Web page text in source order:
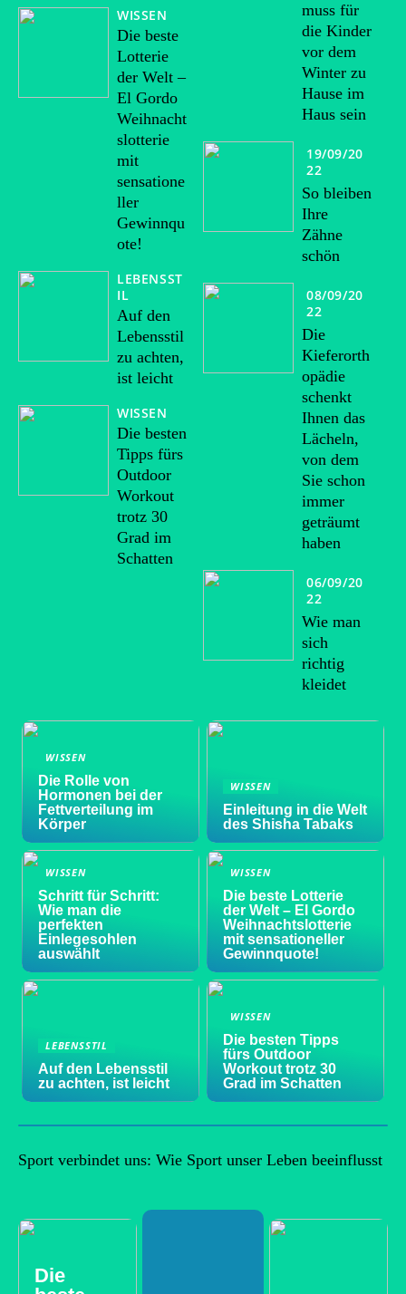
WISSEN
Die beste
Lotterie
der Welt –
El Gordo
Weihnacht
slotterie
mit
sensatione
ller
Gewinnqu
ote!
LEBENSST
IL
Auf den
Lebensstil
zu achten,
ist leicht
WISSEN
Die besten
Tipps fürs
Outdoor
Workout
trotz 30
Grad im
Schatten
muss für
die Kinder
vor dem
Winter zu
Hause im
Haus sein
19/09/20
22
So bleiben
Ihre
Zähne
schön
08/09/20
22
Die
Kieferorth
opädie
schenkt
Ihnen das
Lächeln,
von dem
Sie schon
immer
geträumt
haben
06/09/20
22
Wie man
sich
richtig
kleidet
WISSEN
Die Rolle von
Hormonen bei der
Fettverteilung im
Körper
WISSEN
Einleitung in die Welt
des Shisha Tabaks
WISSEN
Schritt für Schritt:
Wie man die
perfekten
Einlegesohlen
auswählt
WISSEN
Die beste Lotterie
der Welt – El Gordo
Weihnachtslotterie
mit sensationeller
Gewinnquote!
LEBENSSTIL
Auf den Lebensstil
zu achten, ist leicht
WISSEN
Die besten Tipps
fürs Outdoor
Workout trotz 30
Grad im Schatten
Sport verbindet uns: Wie Sport unser Leben beeinflusst
Die